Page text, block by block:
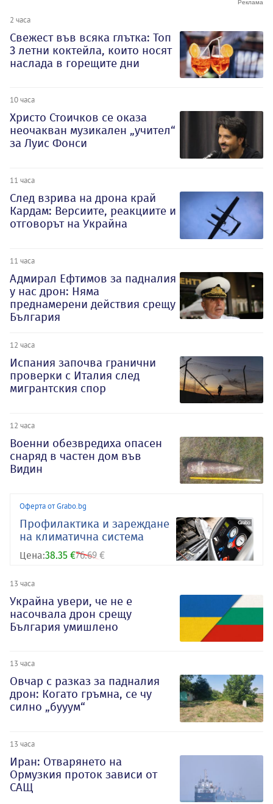
2 часа
Свежест във всяка глътка: Топ
3 летни коктейла, които носят
наслада в горещите дни
10 часа
Христо Стоичков се оказа
неочакван музикален „учител“
за Луис Фонси
11 часа
След взрива на дрона край
Кардам: Версиите, реакциите и
отговорът на Украйна
11 часа
Адмирал Ефтимов за падналия
у нас дрон: Няма
преднамерени действия срещу
България
12 часа
Испания започва гранични
проверки с Италия след
мигрантския спор
12 часа
Военни обезвредиха опасен
снаряд в частен дом във
Видин
Оферта от Grabo.bg
Профилактика и зареждане
на климатична система
Цена:38.35 €76.69 €
13 часа
Украйна увери, че не е
насочвала дрон срещу
България умишлено
13 часа
Овчар с разказ за падналия
дрон: Когато гръмна, се чу
силно „бууум“
13 часа
Иран: Отварянето на
Ормузкия проток зависи от
САЩ